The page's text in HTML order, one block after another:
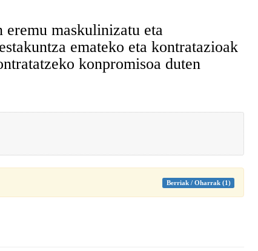
maskulinizatu eta
emateko eta kontratazioak
konpromisoa duten
Berriak / Oharrak (1)